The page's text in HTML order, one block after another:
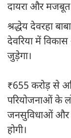
दायरा और
श्रद्धेय देवरहा
देवरिया में
जुड़ेगा।
₹655 करोड़ से
परियोजनाओं के
जनसुविधाओं और
होगी।